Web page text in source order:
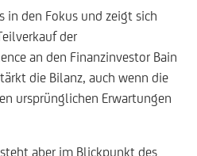
in den Fokus und zeigt sich
der
an den Finanzinvestor Bain
die Bilanz, auch wenn die
ursprünglichen Erwartungen
aber im Blickpunkt des